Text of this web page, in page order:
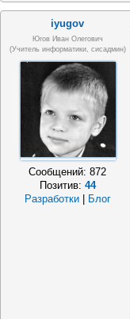
iyugov
Югов Иван Олегович
(Учитель информатики, сисадмин)
Сообщений:872
Позитив: 44
Разработки
Блог